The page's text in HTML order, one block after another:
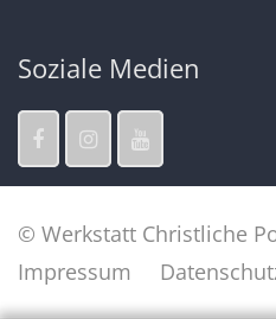
Soziale Medien
© Werkstatt Christliche
Impressum